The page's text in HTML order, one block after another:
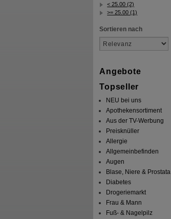
< 25.00 (2)
>= 25.00 (1)
Sortieren nach
Angebote
Topseller
NEU bei uns
Apothekensortiment
Aus der TV-Werbung
Preisknüller
Allergie
Allgemeinbefinden
Augen
Blase, Niere & Prostata
Diabetes
Drogeriemarkt
Frau & Mann
Fuß- & Nagelpilz